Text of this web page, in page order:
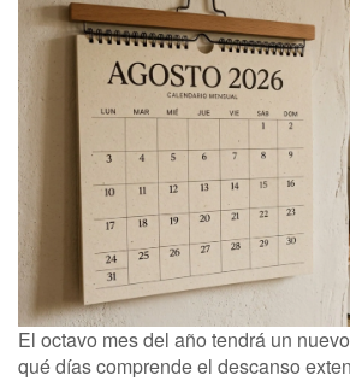
El octavo mes del año tendrá un
qué días comprende el descanso